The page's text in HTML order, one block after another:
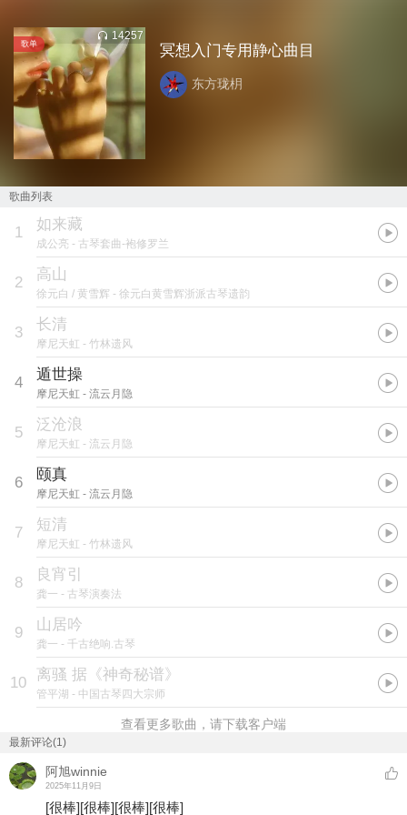
歌单
14257
冥想入门专用静心曲目
东方珑枂
歌曲列表
1 如来藏
成公亮 - 古琴套曲-袍修罗兰
2 高山
徐元白 / 黄雪辉 - 徐元白黄雪辉浙派古琴遗韵
3 长清
摩尼天虹 - 竹林遗风
4 遁世操
摩尼天虹 - 流云月隐
5 泛沧浪
摩尼天虹 - 流云月隐
6 颐真
摩尼天虹 - 流云月隐
7 短清
摩尼天虹 - 竹林遗风
8 良宵引
龚一 - 古琴演奏法
9 山居吟
龚一 - 千古绝响.古琴
10 离骚 据《神奇秘谱》
管平湖 - 中国古琴四大宗师
查看更多歌曲，请下载客户端
最新评论(1)
阿旭winnie
2025年11月9日
[很棒][很棒][很棒][很棒]